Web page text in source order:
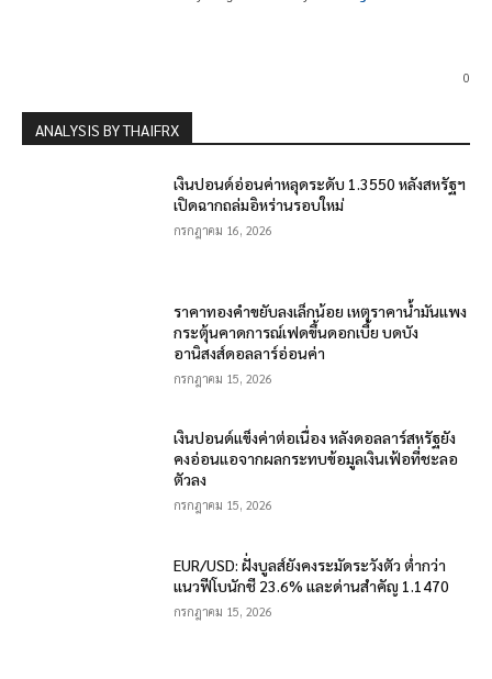
0
ANALYSIS BY THAIFRX
เงินปอนด์อ่อนค่าหลุดระดับ 1.3550 หลังสหรัฐฯ
เปิดฉากถล่มอิหร่านรอบใหม่
กรกฎาคม 16, 2026
ราคาทองคำขยับลงเล็กน้อย เหตุราคาน้ำมันแพง
กระตุ้นคาดการณ์เฟดขึ้นดอกเบี้ย บดบัง
อานิสงส์ดอลลาร์อ่อนค่า
กรกฎาคม 15, 2026
เงินปอนด์แข็งค่าต่อเนื่อง หลังดอลลาร์สหรัฐยัง
คงอ่อนแอจากผลกระทบข้อมูลเงินเฟ้อที่ชะลอ
ตัวลง
กรกฎาคม 15, 2026
EUR/USD: ฝั่งบูลส์ยังคงระมัดระวังตัว ต่ำกว่า
แนวฟีโบนักชี 23.6% และด่านสำคัญ 1.1470
กรกฎาคม 15, 2026